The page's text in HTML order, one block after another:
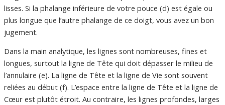
lisses. Si la phalange inférieure de votre pouce (d) est égale ou
plus longue que l’autre phalange de ce doigt, vous avez un bon
jugement.
Dans la main analytique, les lignes sont nombreuses, fines et
longues, surtout la ligne de Tête qui doit dépasser le milieu de
l’annulaire (e). La ligne de Tête et la ligne de Vie sont souvent
reliées au début (f). L’espace entre la ligne de Tête et la ligne de
Cœur est plutôt étroit. Au contraire, les lignes profondes, larges